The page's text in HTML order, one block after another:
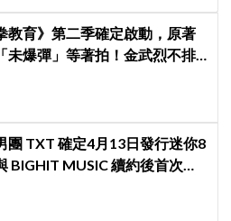
教育》第二季確定啟動，原著
未爆彈」等著拍！金武烈不排
團 TXT 確定4月13日發行迷你8
BIGHIT MUSIC 續約後首次回